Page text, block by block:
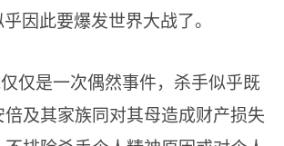
因此要爆发世界大战了。
仅是一次偶然事件，杀手似乎既
及其家族同对其母造成财产损失